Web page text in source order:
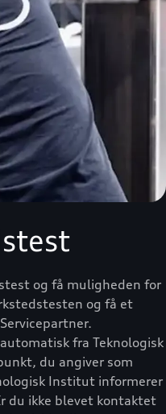
og få muligheden for
og få et
fra Teknologisk
du angiver som
Institut informerer
du ikke blevet kontaktet